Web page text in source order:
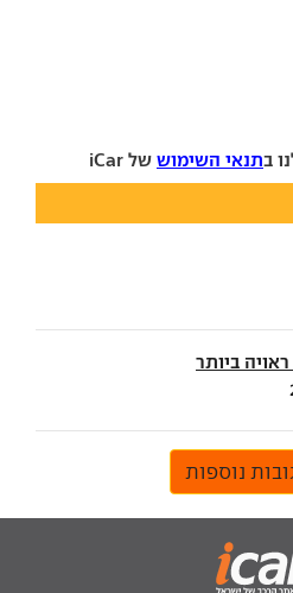
בתנאי השימוש של iCar
נוספות